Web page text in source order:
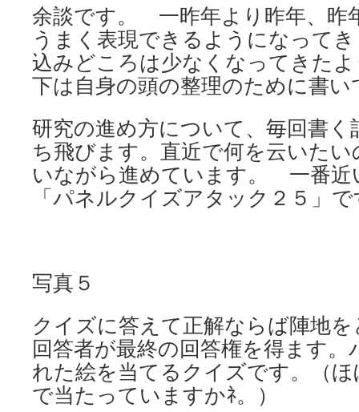
余談です。 一昨年より昨年、昨
うまく表現できるようになって
込みどころは少なくなってきた
下は自身の頭の整理のために書い
研究の進め方について、毎回書
ち飛びます。直近で何を云いた
いながら進めています。 一番近
「パネルクイズアタック２５」
写真５
クイズに答えて正解ならば陣地
回答者が最終の回答権を得ます
れた絵を当てるクイズです。（
で当たっていますかﾈ。）